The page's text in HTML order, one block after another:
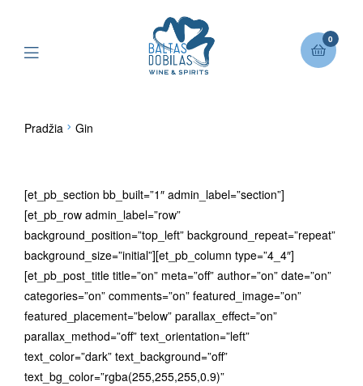
0
Pradžia Gin
[et_pb_section bb_built=”1″ admin_label=”section”]
[et_pb_row admin_label=”row”
background_position=”top_left” background_repeat=”repeat”
background_size=”initial”][et_pb_column type=”4_4″]
[et_pb_post_title title=”on” meta=”off” author=”on” date=”on”
categories=”on” comments=”on” featured_image=”on”
featured_placement=”below” parallax_effect=”on”
parallax_method=”off” text_orientation=”left”
text_color=”dark” text_background=”off”
text_bg_color=”rgba(255,255,255,0.9)”